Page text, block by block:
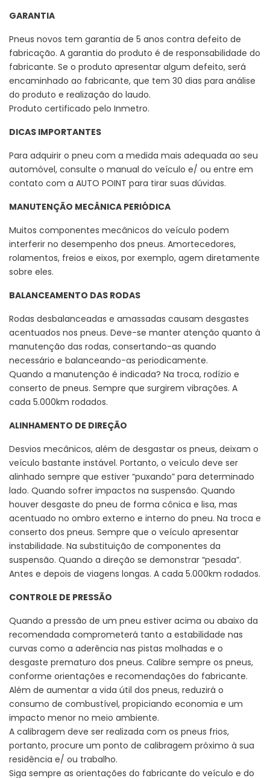
GARANTIA
Pneus novos tem garantia de 5 anos contra defeito de
fabricação. A garantia do produto é de responsabilidade do
fabricante. Se o produto apresentar algum defeito, será
encaminhado ao fabricante, que tem 30 dias para análise
do produto e realização do laudo.
Produto certificado pelo Inmetro.
DICAS IMPORTANTES
Para adquirir o pneu com a medida mais adequada ao seu
automóvel, consulte o manual do veículo e/ ou entre em
contato com a AUTO POINT para tirar suas dúvidas.
MANUTENÇÃO MECÂNICA PERIÓDICA
Muitos componentes mecânicos do veículo podem
interferir no desempenho dos pneus. Amortecedores,
rolamentos, freios e eixos, por exemplo, agem diretamente
sobre eles.
BALANCEAMENTO DAS RODAS
Rodas desbalanceadas e amassadas causam desgastes
acentuados nos pneus. Deve-se manter atenção quanto à
manutenção das rodas, consertando-as quando
necessário e balanceando-as periodicamente.
Quando a manutenção é indicada? Na troca, rodízio e
conserto de pneus. Sempre que surgirem vibrações. A
cada 5.000km rodados.
ALINHAMENTO DE DIREÇÃO
Desvios mecânicos, além de desgastar os pneus, deixam o
veículo bastante instável. Portanto, o veículo deve ser
alinhado sempre que estiver “puxando” para determinado
lado. Quando sofrer impactos na suspensão. Quando
houver desgaste do pneu de forma cônica e lisa, mas
acentuado no ombro externo e interno do pneu. Na troca e
conserto dos pneus. Sempre que o veículo apresentar
instabilidade. Na substituição de componentes da
suspensão. Quando a direção se demonstrar “pesada”.
Antes e depois de viagens longas. A cada 5.000km rodados.
CONTROLE DE PRESSÃO
Quando a pressão de um pneu estiver acima ou abaixo da
recomendada comprometerá tanto a estabilidade nas
curvas como a aderência nas pistas molhadas e o
desgaste prematuro dos pneus. Calibre sempre os pneus,
conforme orientações e recomendações do fabricante.
Além de aumentar a vida útil dos pneus, reduzirá o
consumo de combustível, propiciando economia e um
impacto menor no meio ambiente.
A calibragem deve ser realizada com os pneus frios,
portanto, procure um ponto de calibragem próximo à sua
residência e/ ou trabalho.
Siga sempre as orientações do fabricante do veículo e do